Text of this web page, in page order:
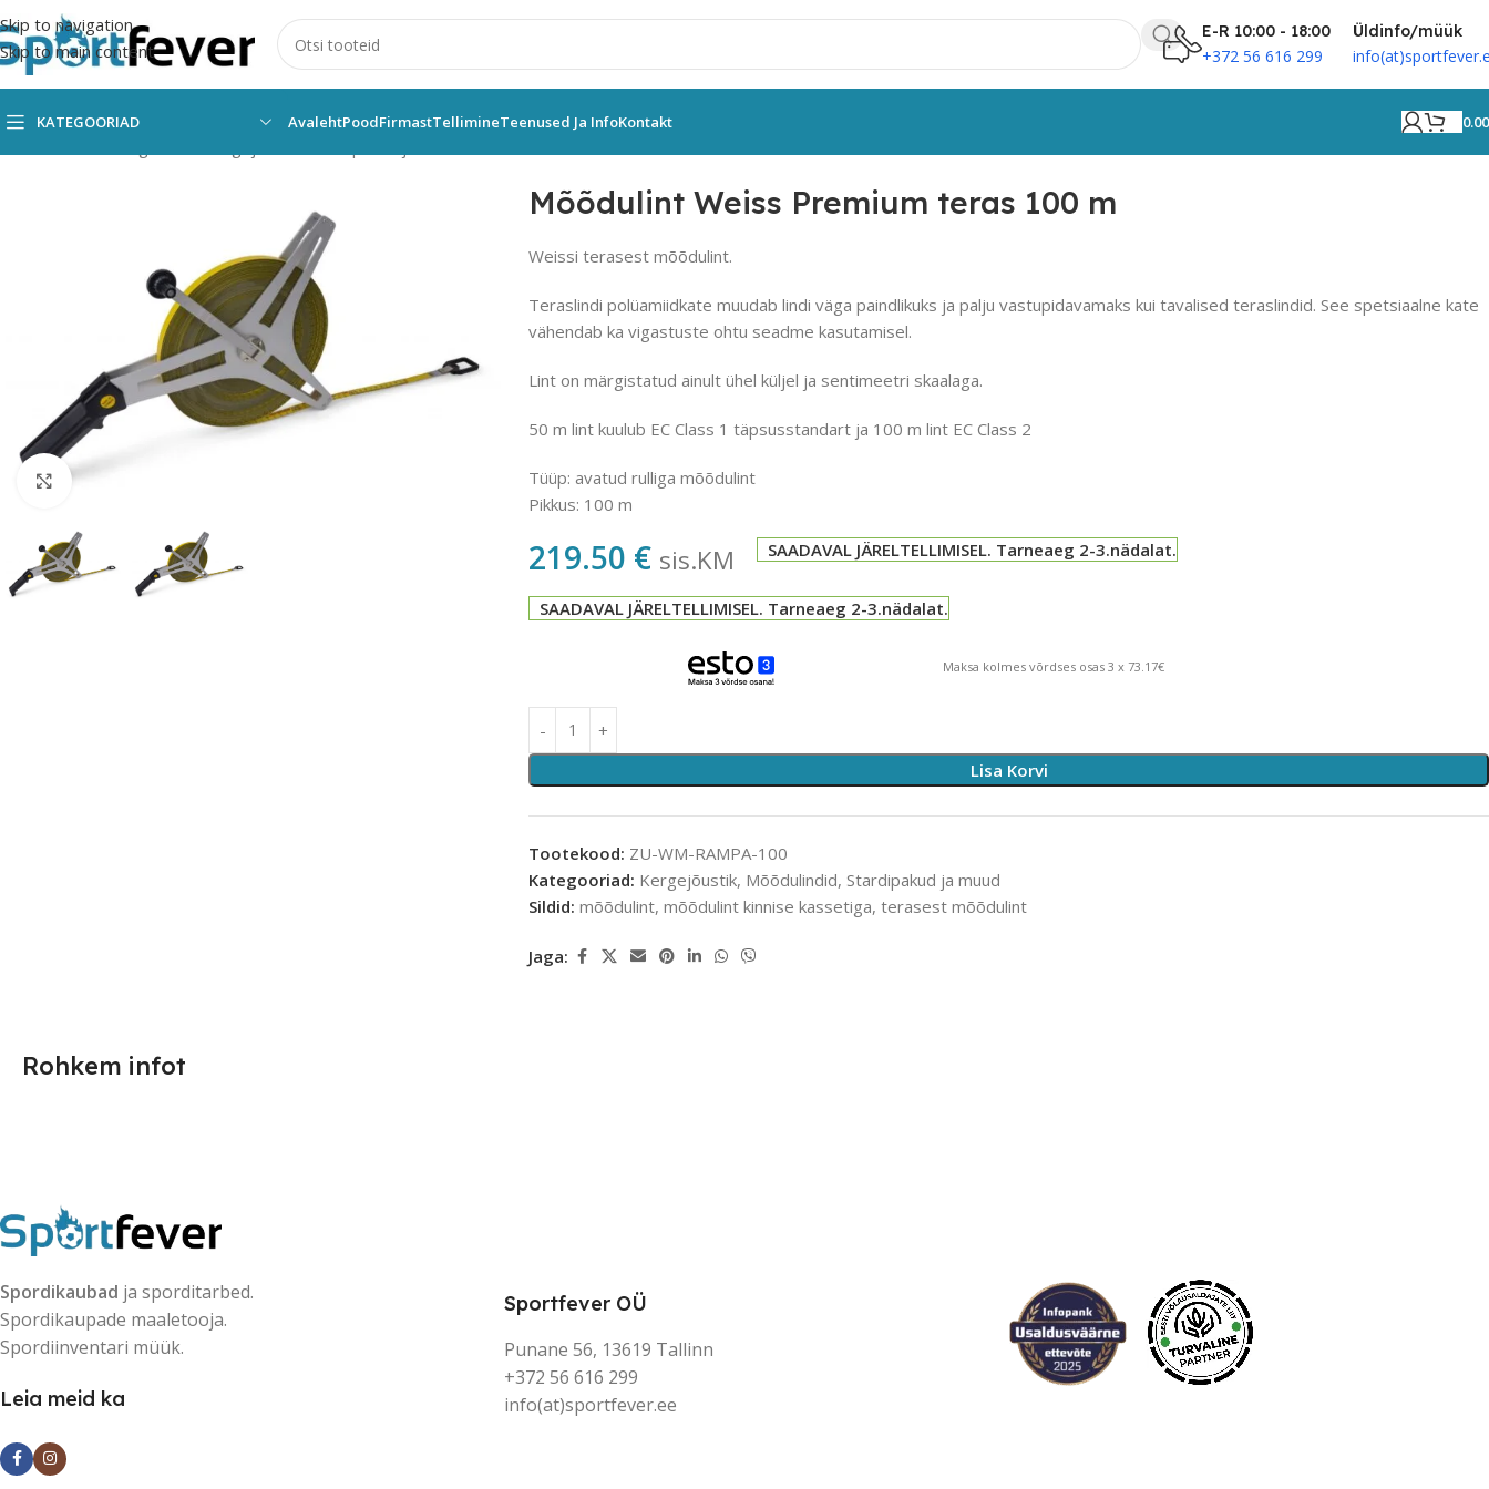
Skip to navigation
Skip to main content
E-R 10:00 - 18:00
+372 56 616 299
Üldinfo/müük
KATEGOORIAD AvalehtPoodFirmastTellimineTeenused Ja InfoKontakt
Suurendamiseks klõpsake
Mõõdulint Weiss Premium teras 100 m
Weissi terasest mõõdulint.
Teraslindi polüamiidkate muudab lindi väga paindlikuks ja palju vastupidavamaks kui tavalised teraslindid. See spetsiaalne kate
vähendab ka vigastuste ohtu seadme kasutamisel.
Lint on märgistatud ainult ühel küljel ja sentimeetri skaalaga.
50 m lint kuulub EC Class 1 täpsusstandart ja 100 m lint EC Class 2
Tüüp: avatud rulliga mõõdulint
Pikkus: 100 m
219.50 € sis.KM SAADAVAL JÄRELTELLIMISEL. Tarneaeg 2-3.nädalat.
SAADAVAL JÄRELTELLIMISEL. Tarneaeg 2-3.nädalat.
Maksa kolmes võrdses osas 3 x 73.17€
Lisa Korvi
Tootekood: ZU-WM-RAMPA-100
Kategooriad: Kergejõustik, Mõõdulindid, Stardipakud ja muud
Sildid: mõõdulint, mõõdulint kinnise kassetiga, terasest mõõdulint
Jaga:
Rohkem infot
Spordikaubad ja sporditarbed.
Spordikaupade maaletooja.
Spordiinventari müük.
Leia meid ka
Sportfever OÜ
Punane 56, 13619 Tallinn
+372 56 616 299
info(at)sportfever.ee